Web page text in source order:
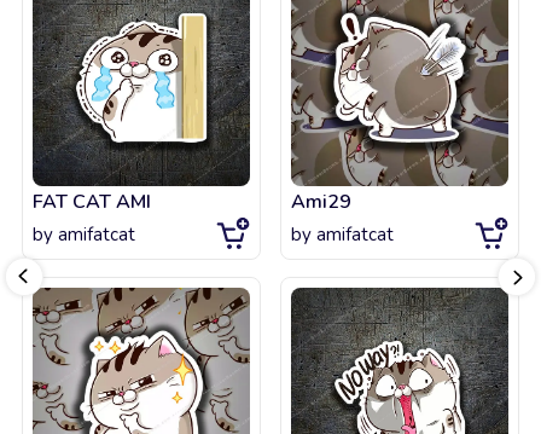
FAT CAT AMI
by amifatcat
Ami29
by amifatcat